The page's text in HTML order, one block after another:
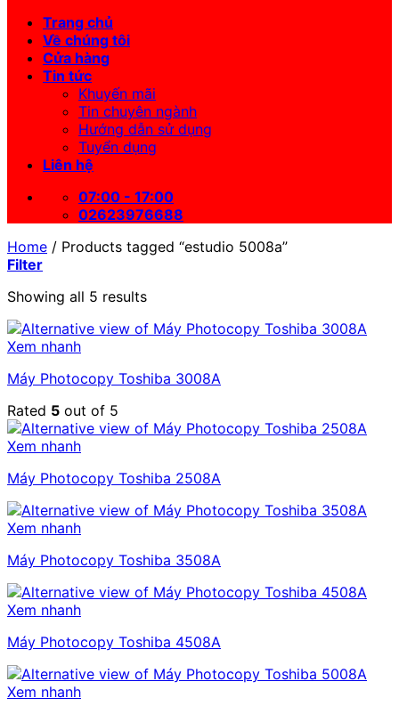
Trang chủ
Về chúng tôi
Cửa hàng
Tin tức
Khuyến mãi
Tin chuyên ngành
Hướng dẫn sử dụng
Tuyển dụng
Liên hệ
07:00 - 17:00
02623976688
Home / Products tagged “estudio 5008a”
Filter
Showing all 5 results
Xem nhanh
Máy Photocopy Toshiba 3008A
Rated 5 out of 5
Xem nhanh
Máy Photocopy Toshiba 2508A
Xem nhanh
Máy Photocopy Toshiba 3508A
Xem nhanh
Máy Photocopy Toshiba 4508A
Xem nhanh